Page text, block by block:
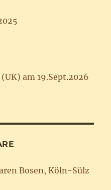
am 19.Sept.2026
Bosen, Köln-Sülz